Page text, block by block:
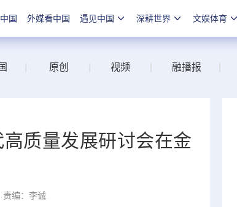
国 外媒看中国 遇见中国 深耕世界 文娱体育
原创 视频 融播报
质量发展研讨会在金
责编：李诚